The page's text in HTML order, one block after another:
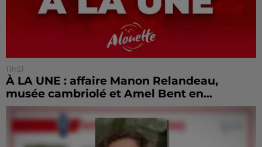
11h51
À LA UNE : affaire Manon Relandeau,
musée cambriolé et Amel Bent en...